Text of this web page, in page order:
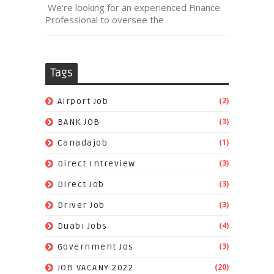
We're looking for an experienced Finance
Professional to oversee the
Tags
Airport Job (2)
BANK JOB (3)
Canadajob (1)
Direct Intreview (3)
Direct Job (3)
Driver Job (3)
Duabi Jobs (4)
Government Jos (3)
JOB VACANY 2022 (20)